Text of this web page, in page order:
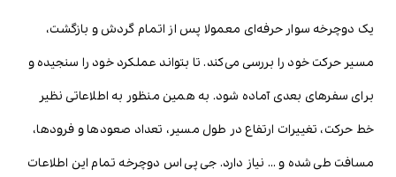
یک دوچرخه سوار حرفه‌ای معمولا پس از اتمام گردش و بازگشت،
مسیر حرکت خود را بررسی می‌کند. تا بتواند عملکرد خود را سنجیده و
برای سفرهای بعدی آماده شود. به همین منظور به اطلاعاتی نظیر
خط حرکت، تغییرات ارتفاع در طول مسیر، تعداد صعودها و فرودها،
مسافت طی شده و … نیاز دارد. جی پی اس دوچرخه تمام این اطلاعات